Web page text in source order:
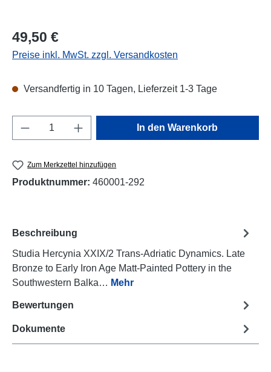
Regulärer Preis:
49,50 €
Preise inkl. MwSt. zzgl. Versandkosten
Versandfertig in 10 Tagen, Lieferzeit 1-3 Tage
Produkt Anzahl: Gib den gewünschten
In den Warenkorb
Zum Merkzettel hinzufügen
Produktnummer: 460001-292
Beschreibung
Studia Hercynia XXIX/2 Trans-Adriatic Dynamics. Late
Bronze to Early Iron Age Matt-Painted Pottery in the
Southwestern Balka… Mehr
Bewertungen
Dokumente